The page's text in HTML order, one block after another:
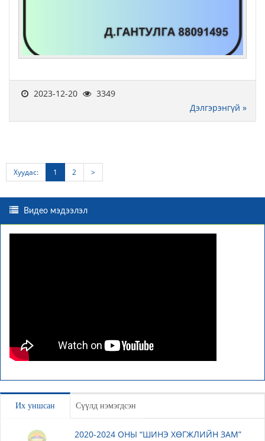
2023-12-20
3349
Дэлгэрэнгүй »
Хуудас: 1 2 >
Видео мэдээлэл
Их уншсан Сүүлд нэмэгдсэн
2020-2024 ОНЫ “ШИНЭ ХӨГЖЛИЙН ЗАМ”